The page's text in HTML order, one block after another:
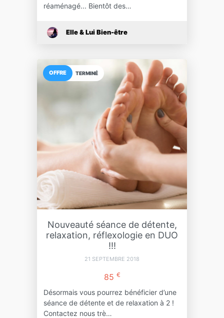
réaménagé... Bientôt des…
Elle & Lui Bien-être
TERMINÉ
OFFRE
Nouveauté séance de détente,
relaxation, réflexologie en DUO
!!!
21 SEPTEMBRE 2018
85 €
Désormais vous pourrez bénéficier d’une
séance de détente et de relaxation à 2 !
Contactez nous trè…